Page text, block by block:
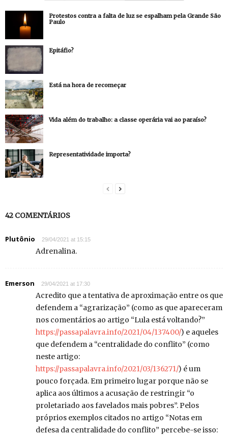
Protestos contra a falta de luz se espalham pela Grande São
Paulo
Epitáfio?
Está na hora de recomeçar
Vida além do trabalho: a classe operária vai ao paraíso?
Representatividade importa?
42 COMENTÁRIOS
Plutônio 29/04/2021 at 15:15
Adrenalina.
Emerson 29/04/2021 at 17:30
Acredito que a tentativa de aproximação entre os que
defendem a “agrarização” (como as que apareceram
nos comentários ao artigo “Lula está voltando?”
https://passapalavra.info/2021/04/137400/) e aqueles
que defendem a “centralidade do conflito” (como
neste artigo:
https://passapalavra.info/2021/03/136271/) é um
pouco forçada. Em primeiro lugar porque não se
aplica aos últimos a acusação de restringir “o
proletariado aos favelados mais pobres”. Pelos
próprios exemplos citados no artigo “Notas em
defesa da centralidade do conflito” percebe-se isso: